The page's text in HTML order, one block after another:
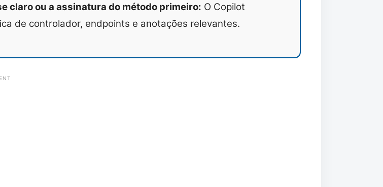
claro ou a assinatura do método primeiro: O Copilot
de controlador, endpoints e anotações relevantes.